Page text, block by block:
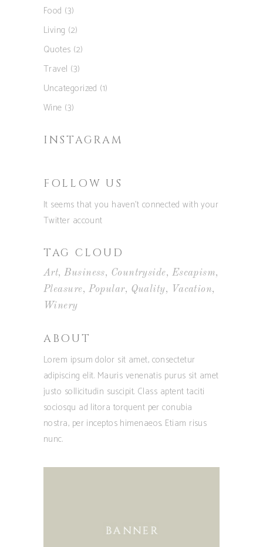
Food (3)
Living (2)
Quotes (2)
Travel (3)
Uncategorized (1)
Wine (3)
INSTAGRAM
FOLLOW US
It seems that you haven't connected with your
Twitter account
TAG CLOUD
Art Business Countryside
Escapism
Pleasure
Popular Quality
Vacation
Winery
ABOUT
Lorem ipsum dolor sit amet, consectetur
adipiscing elit. Mauris venenatis purus sit amet
justo sollicitudin suscipit. Class aptent taciti
sociosqu ad litora torquent per conubia
nostra, per inceptos himenaeos. Etiam risus
nunc.